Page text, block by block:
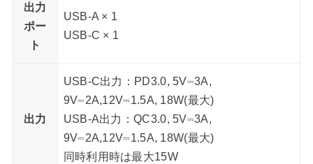
出力
ポー
ト
USB-A × 1
USB-C × 1
出力
USB-C出力：PD3.0, 5V⎓3A,
9V⎓2A,12V⎓1.5A, 18W(最大)
USB-A出力：QC3.0, 5V⎓3A,
9V⎓2A,12V⎓1.5A, 18W(最大)
同時利用時は最大15W